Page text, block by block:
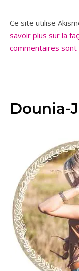
Ce site utilise
savoir plus sur la
commentaires
Dounia-